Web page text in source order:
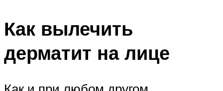
Как вылечить
дерматит на лице